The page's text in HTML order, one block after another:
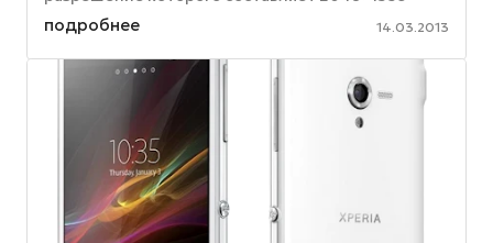
точек (HD+) – таким же разрешением обладают ...
подробнее 14.03.2013